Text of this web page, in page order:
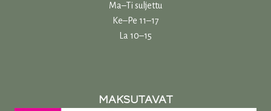
Ma–Ti suljettu
Ke–Pe 11–17
La 10–15
MAKSUTAVAT